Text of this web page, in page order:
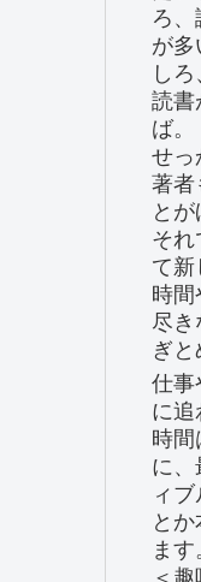
ろ
が多
し
読書
ば。
せっ
著者
とが
それ
て新
時間
尽き
ぎと
仕事
に追
時間
に、
ィ
と
ます